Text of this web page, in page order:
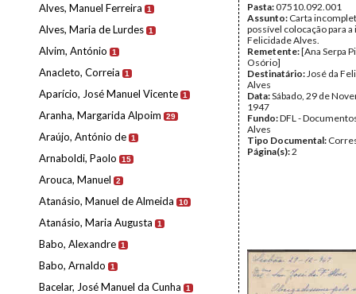
Alves, Manuel Ferreira 1
Alves, Maria de Lurdes 1
Alvim, António 1
Anacleto, Correia 1
Aparício, José Manuel Vicente 1
Aranha, Margarida Alpoim 29
Araújo, António de 1
Arnaboldi, Paolo 15
Arouca, Manuel 2
Atanásio, Manuel de Almeida 10
Atanásio, Maria Augusta 1
Babo, Alexandre 1
Babo, Arnaldo 1
Bacelar, José Manuel da Cunha 1
Pasta:07510.092.001
Assunto: Carta
possível colocação para a
Felicidade Alves.
Remetente:[Ana Serpa
Osório]
Destinatário:José da
Alves
Data:Sábado, 29 de
1947
Fundo:DFL -
Alves
Tipo Documental:
Página(s):2